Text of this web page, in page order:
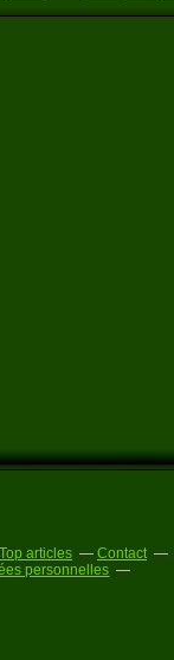
Top articles
Contact
personnelles